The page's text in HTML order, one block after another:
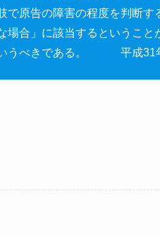
原告の障害の程度を判断す
合」に該当するということ
いうべきである。 平成31